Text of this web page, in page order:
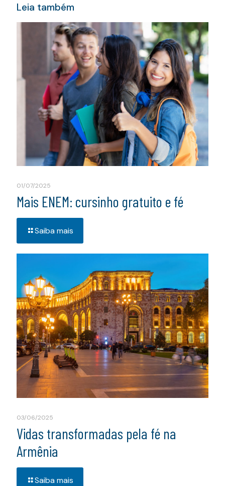
Leia também
01/07/2025
Mais ENEM: cursinho gratuito e fé
Saiba mais
03/06/2025
Vidas transformadas pela fé na
Armênia
Saiba mais